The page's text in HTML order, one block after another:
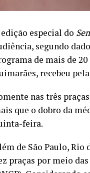
especial do
segundo
de mais de
recebeu
nas três
que o dobro da
feira.
de São Paulo, Rio
praças por meio